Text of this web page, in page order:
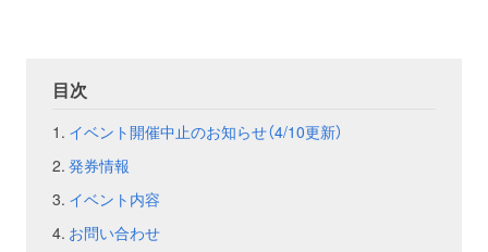
目次
イベント開催中止のお知らせ（4/10更新）
発券情報
イベント内容
お問い合わせ
会社概要
お問い合わせ 取材のお申し込み